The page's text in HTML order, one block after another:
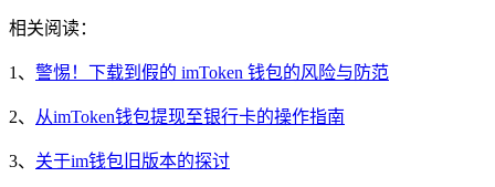
相关阅读：
1、 警惕！下载到假的 imToken 钱包的风险与防范
2、 从imToken钱包提现至银行卡的操作指南
3、 关于im钱包旧版本的探讨